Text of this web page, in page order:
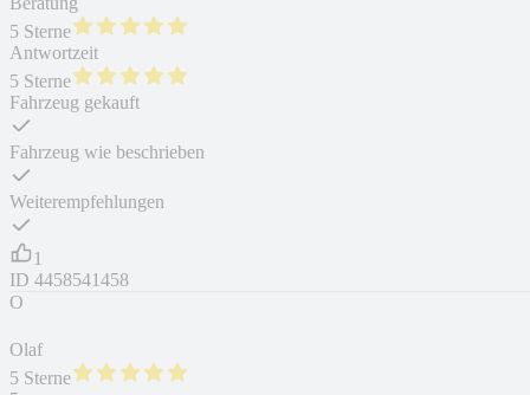
5 Sterne
Antwortzeit
5 Sterne
Fahrzeug gekauft
Fahrzeug wie beschrieben
Weiterempfehlungen
1
ID 4458541458
O
Olaf
5 Sterne